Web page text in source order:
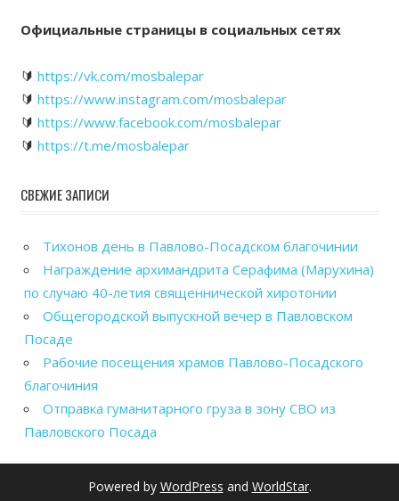
Официальные страницы в социальных сетях
🔰 https://vk.com/mosbalepar
🔰 https://www.instagram.com/mosbalepar
🔰 https://www.facebook.com/mosbalepar
🔰 https://t.me/mosbalepar
СВЕЖИЕ ЗАПИСИ
Тихонов день в Павлово-Посадском благочинии
Награждение архимандрита Серафима (Марухина)
по случаю 40-летия священнической хиротонии
Общегородской выпускной вечер в Павловском
Посаде
Рабочие посещения храмов Павлово-Посадского
благочиния
Отправка гуманитарного груза в зону СВО из
Павловского Посада
Powered by WordPress and WorldStar.